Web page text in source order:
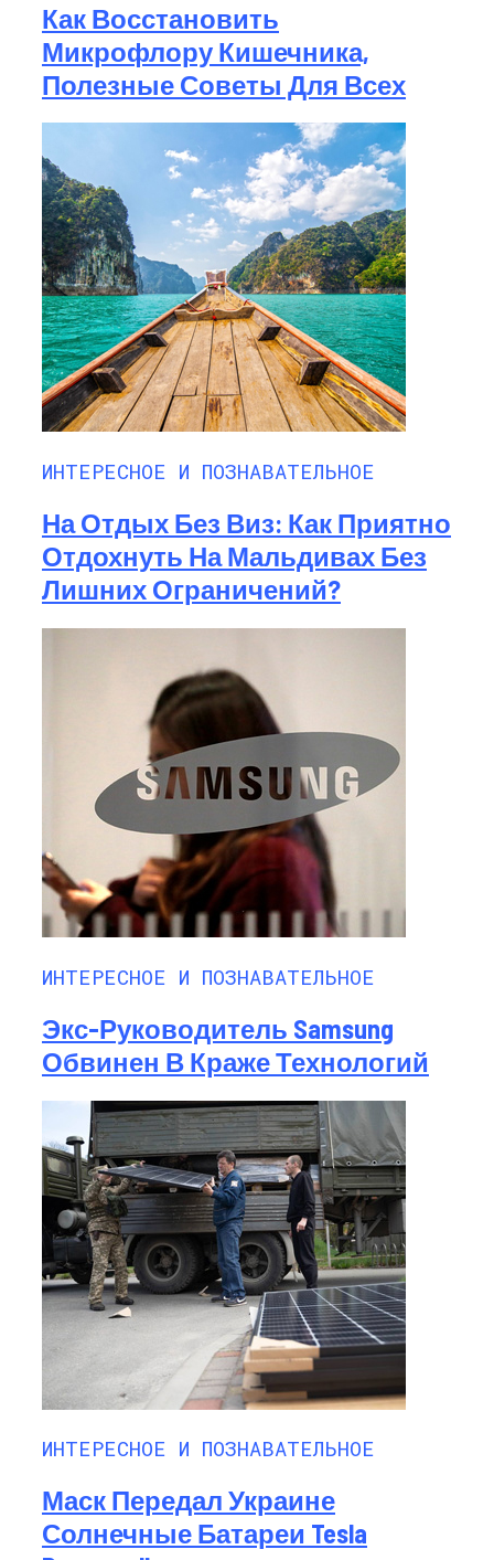
Как Восстановить
Микрофлору Кишечника,
Полезные Советы Для Всех
ИНТЕРЕСНОЕ И ПОЗНАВАТЕЛЬНОЕ
На Отдых Без Виз: Как Приятно
Отдохнуть На Мальдивах Без
Лишних Ограничений?
ИНТЕРЕСНОЕ И ПОЗНАВАТЕЛЬНОЕ
Экс-Руководитель Samsung
Обвинен В Краже Технологий
ИНТЕРЕСНОЕ И ПОЗНАВАТЕЛЬНОЕ
Маск Передал Украине
Солнечные Батареи Tesla